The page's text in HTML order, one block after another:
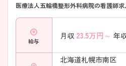
医療法人五輪橋整形外科病院の看護師
給与
月収 23.5万円～ 年
北海道札幌市南区